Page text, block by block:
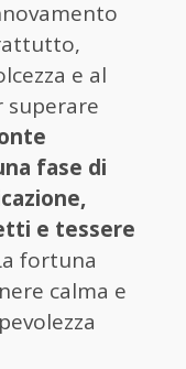
e al
superare
fase di
e tessere
fortuna
calma e